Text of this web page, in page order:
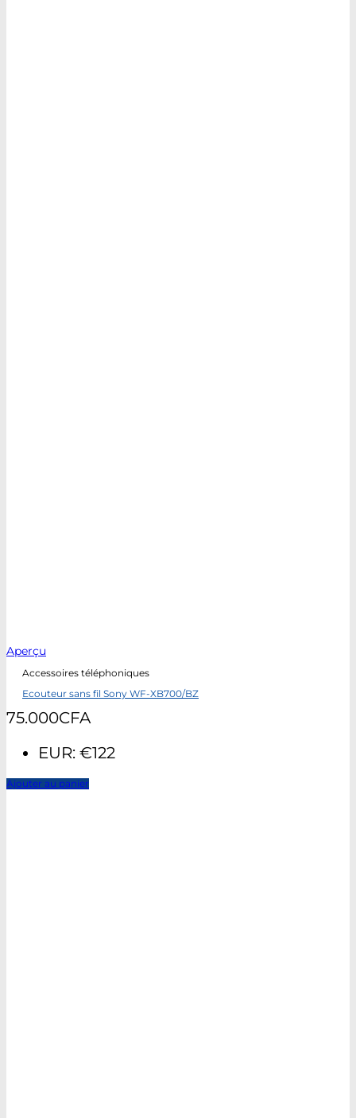
Aperçu
Accessoires téléphoniques
Ecouteur sans fil Sony WF-XB700/BZ
75.000CFA
EUR: €122
Ajouter au panier